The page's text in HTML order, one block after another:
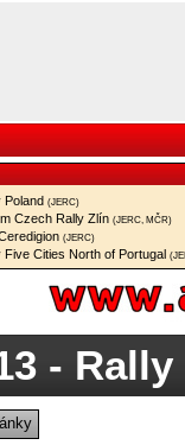
Poland (JERC)
Czech Rally Zlín (JERC, MČR)
(JERC)
Five Cities North of Portugal
- Rally